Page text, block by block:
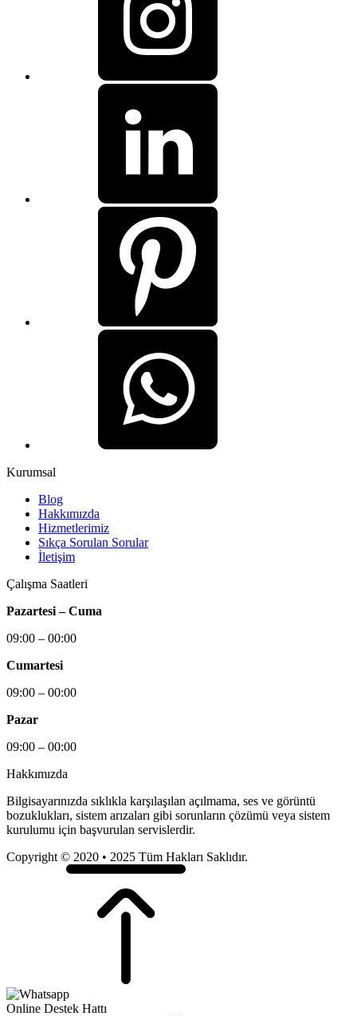
Kurumsal
Blog
Hakkımızda
Hizmetlerimiz
Sıkça Sorulan Sorular
İletişim
Çalışma Saatleri
Pazartesi – Cuma
09:00 – 00:00
Cumartesi
09:00 – 00:00
Pazar
09:00 – 00:00
Hakkımızda
Bilgisayarınızda sıklıkla karşılaşılan açılmama, ses ve görüntü
bozuklukları, sistem arızaları gibi sorunların çözümü veya sistem
kurulumu için başvurulan servislerdir.
Copyright © 2020 • 2025 Tüm Hakları Saklıdır.
Online Destek Hattı